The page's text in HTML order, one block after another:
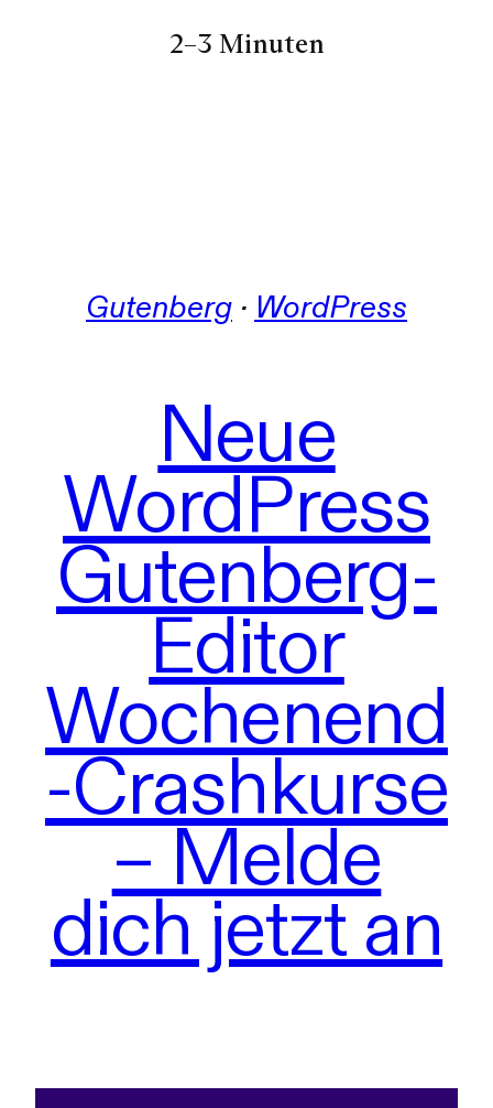
2–3 Minuten
Gutenberg · WordPress
Neue
WordPress
Gutenberg-
Editor
Wochenend
-Crashkurse
– Melde
dich jetzt an